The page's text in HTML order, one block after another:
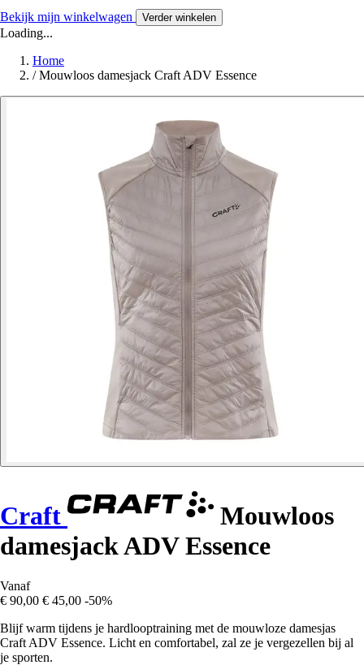
Bekijk mijn winkelwagen Verder winkelen
Loading...
Home
/ Mouwloos damesjack Craft ADV Essence
Craft
Mouwloos
damesjack ADV Essence
Vanaf
€ 90,00 € 45,00 -50%
Blijf warm tijdens je hardlooptraining met de mouwloze damesjas
Craft ADV Essence. Licht en comfortabel, zal ze je vergezellen bij al
je sporten.